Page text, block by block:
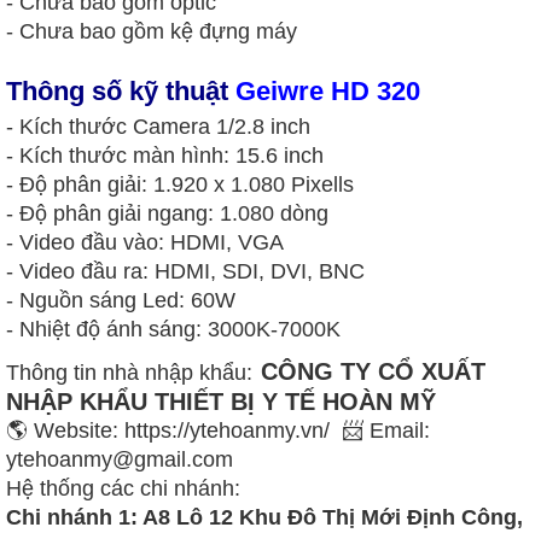
- Chưa bao gồm kệ đựng máy
Thông số kỹ thuật Geiwre HD 320
- Kích thước Camera 1/2.8 inch
- Kích thước màn hình: 15.6 inch
- Độ phân giải: 1.920 x 1.080 Pixells
- Độ phân giải ngang: 1.080 dòng
- Video đầu vào: HDMI, VGA
- Video đầu ra: HDMI, SDI, DVI, BNC
- Nguồn sáng Led: 60W
- Nhiệt độ ánh sáng: 3000K-7000K
Thông tin nhà nhập khẩu: CÔNG TY CỔ XUẤT
NHẬP KHẨU THIẾT BỊ Y TẾ HOÀN MỸ
🌎 Website: https://ytehoanmy.vn/ 📨 Email:
ytehoanmy@gmail.com
Hệ thống các chi nhánh:
Chi nhánh 1: A8 Lô 12 Khu Đô Thị Mới Định Công,